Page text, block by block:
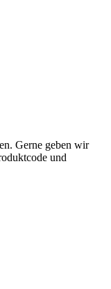
Gerne geben wir
und